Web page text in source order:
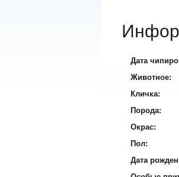
Дата
Животное:
Кличка:
Порода:
Окрас:
Пол:
Дата